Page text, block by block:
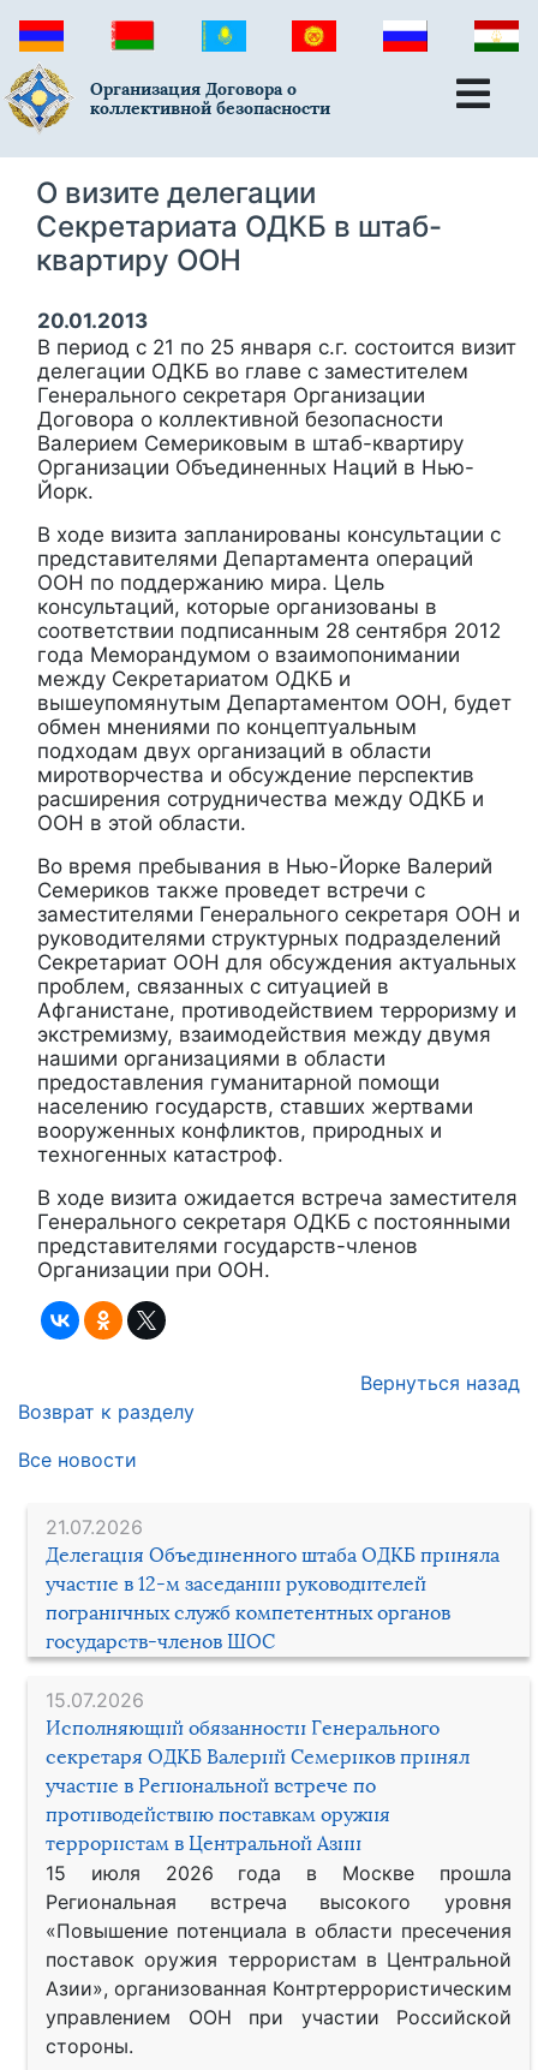
Организация Договора о
коллективной безопасности
21.07.2026
Делегация Объединенного штаба ОДКБ приняла
участие в 12-м заседании руководителей
пограничных служб компетентных органов
государств-членов ШОС
15.07.2026
Исполняющий обязанности Генерального
секретаря ОДКБ Валерий Семериков принял
участие в Региональной встрече по
противодействию поставкам оружия
террористам в Центральной Азии
15 июля 2026 года в Москве прошла
Региональная встреча высокого уровня
«Повышение потенциала в области пресечения
поставок оружия террористам в Центральной
Азии», организованная Контртеррористическим
управлением ООН при участии Российской
стороны.
О визите делегации
Секретариата ОДКБ в штаб-
квартиру ООН
20.01.2013
В период с 21 по 25 января с.г. состоится визит
делегации ОДКБ во главе с заместителем
Генерального секретаря Организации
Договора о коллективной безопасности
Валерием Семериковым в штаб-квартиру
Организации Объединенных Наций в Нью-
Йорк.
В ходе визита запланированы консультации с
представителями Департамента операций
ООН по поддержанию мира. Цель
консультаций, которые организованы в
соответствии подписанным 28 сентября 2012
года Меморандумом о взаимопонимании
между Секретариатом ОДКБ и
вышеупомянутым Департаментом ООН, будет
обмен мнениями по концептуальным
подходам двух организаций в области
миротворчества и обсуждение перспектив
расширения сотрудничества между ОДКБ и
ООН в этой области.
Во время пребывания в Нью-Йорке Валерий
Семериков также проведет встречи с
заместителями Генерального секретаря ООН и
руководителями структурных подразделений
Секретариат ООН для обсуждения актуальных
проблем, связанных с ситуацией в
Афганистане, противодействием терроризму и
экстремизму, взаимодействия между двумя
нашими организациями в области
предоставления гуманитарной помощи
населению государств, ставших жертвами
вооруженных конфликтов, природных и
техногенных катастроф.
В ходе визита ожидается встреча заместителя
Генерального секретаря ОДКБ с постоянными
представителями государств-членов
Организации при ООН.
Вернуться назад
Возврат к разделу
Все новости